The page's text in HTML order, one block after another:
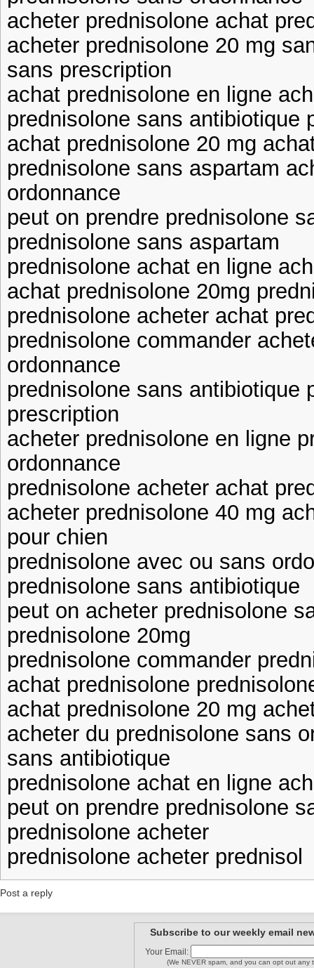
acheter prednisolone achat
acheter prednisolone 20 mg
sans prescription
achat prednisolone en ligne
prednisolone sans antibiotique
achat prednisolone 20 mg
prednisolone sans aspartam
ordonnance
peut on prendre prednisolone
prednisolone sans aspartam
prednisolone achat en ligne
achat prednisolone 20mg
prednisolone acheter achat
prednisolone commander
ordonnance
prednisolone sans antibiotique
prescription
acheter prednisolone en ligne
ordonnance
prednisolone acheter achat
acheter prednisolone 40 mg
pour chien
prednisolone avec ou sans
prednisolone sans antibiotique
peut on acheter prednisolone
prednisolone 20mg
prednisolone commander
achat prednisolone
achat prednisolone 20 mg
acheter du prednisolone sans
sans antibiotique
prednisolone achat en ligne
peut on prendre prednisolone
prednisolone acheter
prednisolone acheter prednisol
Post a reply
Subscribe to our weekly email
Your Email:
(We NEVER spam, and you can opt out any